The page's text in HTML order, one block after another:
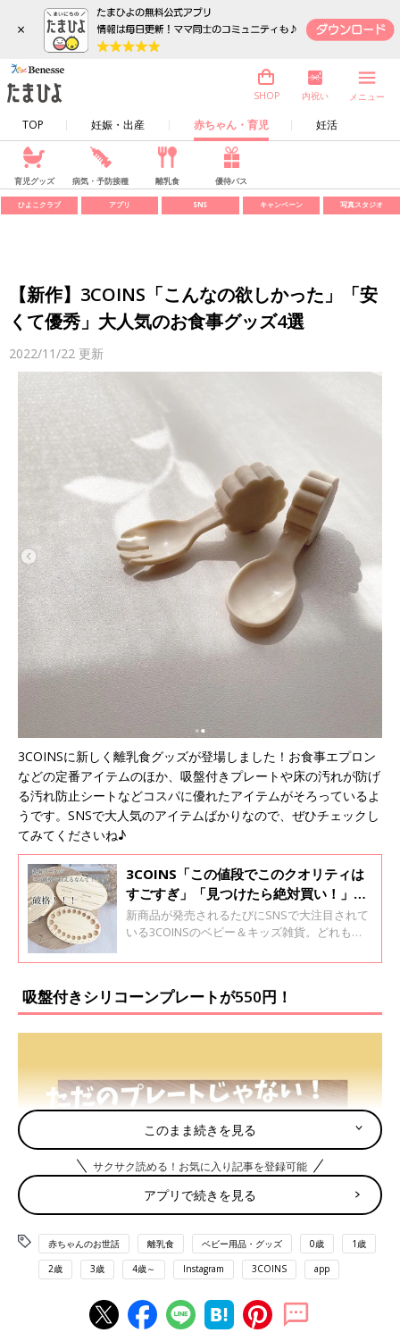
×
TOP 妊娠・出産 赤ちゃん・育児 妊活
SHOP 内祝い メニュー
育児グッズ 病気・予防接種 離乳食 優待パス
ひよこクラブ アプリ SNS キャンペーン 写真スタジオ
【新作】3COINS「こんなの欲しかった」「安
くて優秀」大人気のお食事グッズ4選
2022/11/22 更新
3COINSに新しく離乳食グッズが登場しました！お食事エプロン
などの定番アイテムのほか、吸盤付きプレートや床の汚れが防げ
る汚れ防止シートなどコスパに優れたアイテムがそろっているよ
うです。SNSで大人気のアイテムばかりなので、ぜひチェックし
てみてくださいね♪
3COINS「この値段でこのクオリティは
すごすぎ」「見つけたら絶対買い！」話
題のベビー＆キッズ雑貨5選
新商品が発売されるたびにSNSで大注目されて
いる3COINSのベビー＆キッズ雑貨。どれも値
なっているママも多いようです！今回は、SNS
介します。
吸盤付きシリコーンプレートが550円！
このまま続きを見る
サクサク読める！お気に入り記事を登録可能
アプリで続きを見る
赤ちゃんのお世話 離乳食 ベビー用品・グッズ 0歳 1歳
2歳 3歳 4歳～ Instagram 3COINS app